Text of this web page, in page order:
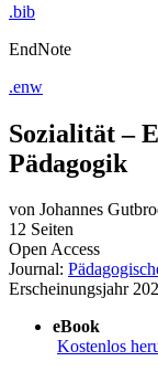
.bib
EndNote
.enw
Sozialität –
Pädagogik
von Johannes
12 Seiten
Open Access
Journal:
Erscheinungsjahr
eBook
Kostenlos